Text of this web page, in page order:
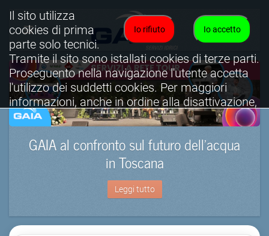
GAIA al confronto sul futuro dell’acqua
in Toscana
Leggi tutto
Io accetto
Io rifiuto
Il sito utilizza
cookies di prima
parte solo tecnici.
Tramite il sito sono istallati cookies di terze parti.
Proseguento nella navigazione l'utente accetta
l'utilizzo dei suddetti cookies. Per maggiori
informazioni, anche in ordine alla disattivazione,
è possibile consultare l'informativa cookies
completa.
Visualizza informativa completa.